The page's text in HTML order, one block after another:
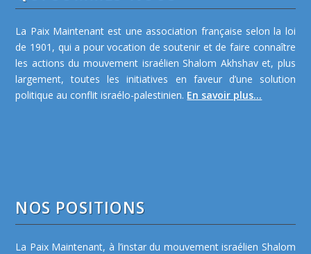
La Paix Maintenant est une association française selon la loi
de 1901, qui a pour vocation de soutenir et de faire connaître
les actions du mouvement israélien Shalom Akhshav et, plus
largement, toutes les initiatives en faveur d’une solution
politique au conflit israélo-palestinien. En savoir plus...
NOS POSITIONS
La Paix Maintenant, à l’instar du mouvement israélien Shalom